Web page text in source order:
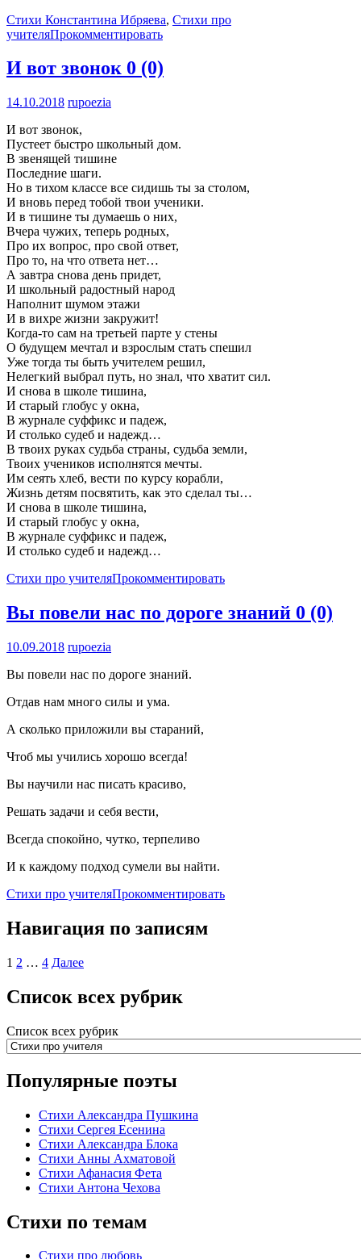
Стихи Константина Ибряева, Стихи про
учителяПрокомментировать
И вот звонок 0 (0)
14.10.2018 rupoezia
И вот звонок,
Пустеет быстро школьный дом.
В звенящей тишине
Последние шаги.
Но в тихом классе все сидишь ты за столом,
И вновь перед тобой твои ученики.
И в тишине ты думаешь о них,
Вчера чужих, теперь родных,
Про их вопрос, про свой ответ,
Про то, на что ответа нет…
А завтра снова день придет,
И школьный радостный народ
Наполнит шумом этажи
И в вихре жизни закружит!
Когда-то сам на третьей парте у стены
О будущем мечтал и взрослым стать спешил
Уже тогда ты быть учителем решил,
Нелегкий выбрал путь, но знал, что хватит сил.
И снова в школе тишина,
И старый глобус у окна,
В журнале суффикс и падеж,
И столько судеб и надежд…
В твоих руках судьба страны, судьба земли,
Твоих учеников исполнятся мечты.
Им сеять хлеб, вести по курсу корабли,
Жизнь детям посвятить, как это сделал ты…
И снова в школе тишина,
И старый глобус у окна,
В журнале суффикс и падеж,
И столько судеб и надежд…
Стихи про учителяПрокомментировать
Вы повели нас по дороге знаний 0 (0)
10.09.2018 rupoezia
Вы повели нас по дороге знаний.
Отдав нам много силы и ума.
А сколько приложили вы стараний,
Чтоб мы учились хорошо всегда!
Вы научили нас писать красиво,
Решать задачи и себя вести,
Всегда спокойно, чутко, терпеливо
И к каждому подход сумели вы найти.
Стихи про учителяПрокомментировать
Навигация по записям
1 2 … 4 Далее
Список всех рубрик
Список всех рубрик
Популярные поэты
Стихи Александра Пушкина
Стихи Сергея Есенина
Стихи Александра Блока
Стихи Анны Ахматовой
Стихи Афанасия Фета
Стихи Антона Чехова
Стихи по темам
Стихи про любовь